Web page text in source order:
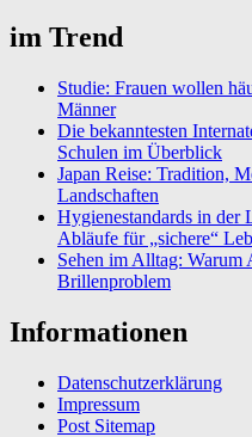
im Trend
Studie: Frauen wollen
Männer
Die bekanntesten
Schulen im Überblick
Japan Reise: Tradition,
Landschaften
Hygienestandards in der
Abläufe für „sichere“
Sehen im Alltag: Warum
Brillenproblem
Informationen
Datenschutzerklärung
Impressum
Post Sitemap